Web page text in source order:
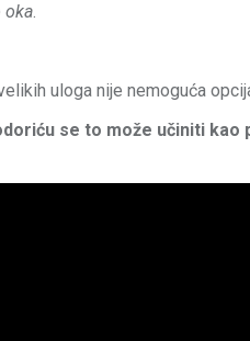
oka.
uloga nije nemoguća
se to može učiniti